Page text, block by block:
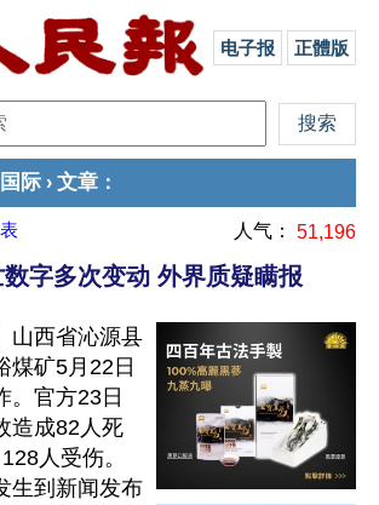
电子报 正體版
国际 › 文章 ：
人气： 51,196
字多次变动 外界质疑瞒报
山西省沁源县
煤矿5月22日
。官方23日
造成82人死
人受伤。
生到新闻发布